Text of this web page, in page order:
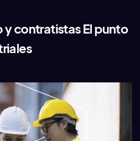
y contratistas El punto